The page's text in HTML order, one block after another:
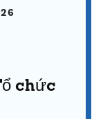
chức